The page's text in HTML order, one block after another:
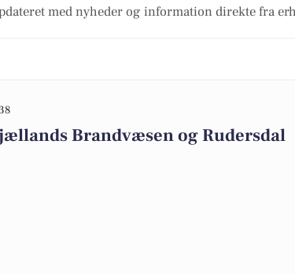
med nyheder og information direkte fra
Brandvæsen og Rudersdal